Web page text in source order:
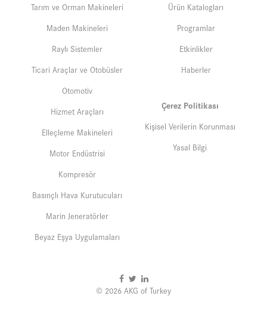
Tarım ve Orman Makineleri
Maden Makineleri
Raylı Sistemler
Ticari Araçlar ve Otobüsler
Otomotiv
Hizmet Araçları
Elleçleme Makineleri
Motor Endüstrisi
Kompresör
Basınçlı Hava Kurutucuları
Marin Jeneratörler
Beyaz Eşya Uygulamaları
Ürün Katalogları
Programlar
Etkinlikler
Haberler
Çerez Politikası
Kişisel Verilerin Korunması
Yasal Bilgi
© 2026 AKG of Turkey